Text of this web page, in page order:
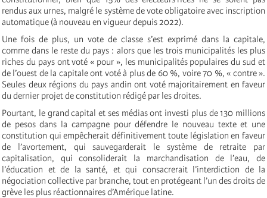
rendus aux urnes, malgré le système de vote obligatoire avec inscription
automatique (à nouveau en vigueur depuis 2022).
Une fois de plus, un vote de classe s’est exprimé dans la capitale,
comme dans le reste du pays : alors que les trois municipalités les plus
riches du pays ont voté « pour », les municipalités populaires du sud et
de l’ouest de la capitale ont voté à plus de 60 %, voire 70 %, « contre ».
Seules deux régions du pays andin ont voté majoritairement en faveur
du dernier projet de constitution rédigé par les droites.
Pourtant, le grand capital et ses médias ont investi plus de 130 millions
de pesos dans la campagne pour défendre le nouveau texte et une
constitution qui empêcherait définitivement toute législation en faveur
de l’avortement, qui sauvegarderait le système de retraite par
capitalisation, qui consoliderait la marchandisation de l’eau, de
l’éducation et de la santé, et qui consacrerait l’interdiction de la
négociation collective par branche, tout en protégeant l’un des droits de
grève les plus réactionnaires d’Amérique latine.